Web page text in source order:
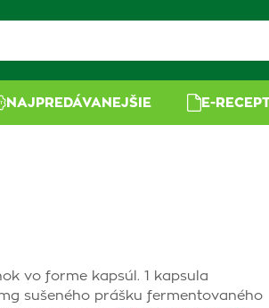
NAJPREDÁVANEJŠIE E-
vo forme kapsúl. 1 kapsula
sušeného prášku fermentovaného